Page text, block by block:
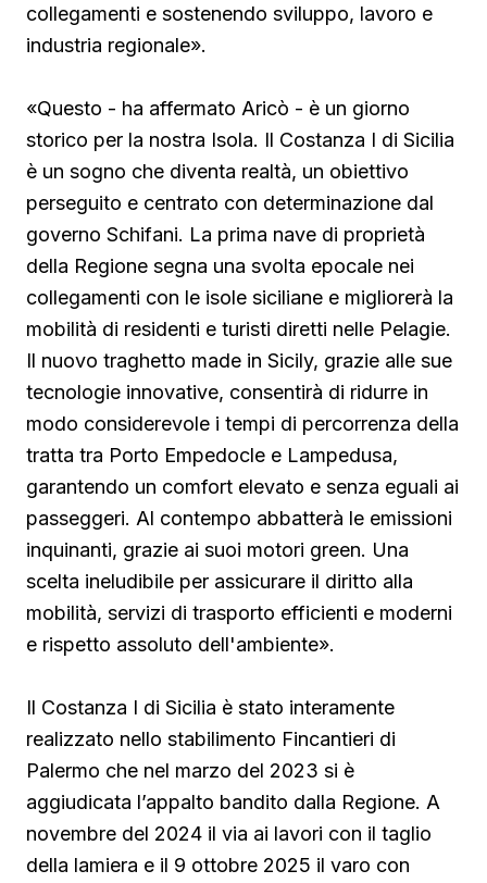
collegamenti e sostenendo sviluppo, lavoro e
industria regionale».
«Questo - ha affermato Aricò - è un giorno
storico per la nostra Isola. Il Costanza I di Sicilia
è un sogno che diventa realtà, un obiettivo
perseguito e centrato con determinazione dal
governo Schifani. La prima nave di proprietà
della Regione segna una svolta epocale nei
collegamenti con le isole siciliane e migliorerà la
mobilità di residenti e turisti diretti nelle Pelagie.
Il nuovo traghetto made in Sicily, grazie alle sue
tecnologie innovative, consentirà di ridurre in
modo considerevole i tempi di percorrenza della
tratta tra Porto Empedocle e Lampedusa,
garantendo un comfort elevato e senza eguali ai
passeggeri. Al contempo abbatterà le emissioni
inquinanti, grazie ai suoi motori green. Una
scelta ineludibile per assicurare il diritto alla
mobilità, servizi di trasporto efficienti e moderni
e rispetto assoluto dell'ambiente».
Il Costanza I di Sicilia è stato interamente
realizzato nello stabilimento Fincantieri di
Palermo che nel marzo del 2023 si è
aggiudicata l’appalto bandito dalla Regione. A
novembre del 2024 il via ai lavori con il taglio
della lamiera e il 9 ottobre 2025 il varo con